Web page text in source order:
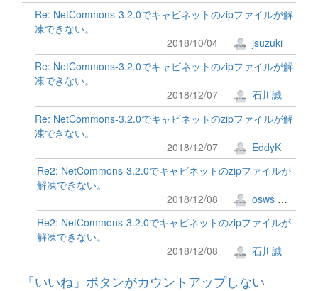
Re: NetCommons-3.2.0でキャビネットのzipファイルが解
凍できない。
2018/10/04
jsuzuki
Re: NetCommons-3.2.0でキャビネットのzipファイルが解
凍できない。
2018/12/07
石川誠
Re: NetCommons-3.2.0でキャビネットのzipファイルが解
凍できない。
2018/12/07
EddyK
Re2: NetCommons-3.2.0でキャビネットのzipファイルが
解凍できない。
2018/12/08
osws 牟田口 満
Re2: NetCommons-3.2.0でキャビネットのzipファイルが
解凍できない。
2018/12/08
石川誠
「いいね」ボタンがカウントアップしない